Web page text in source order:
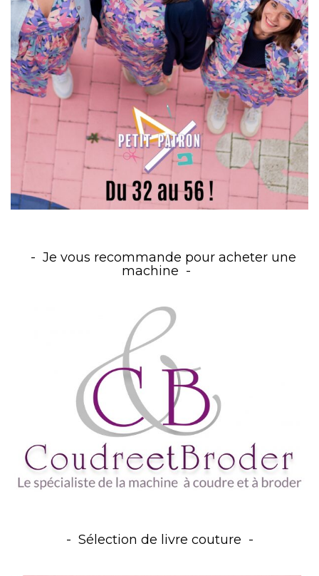
Je vous recommande pour acheter une
machine
Sélection de livre couture